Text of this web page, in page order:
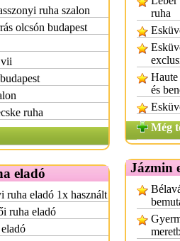
ruha szalon
olcsón budapest
ruha
eladó
ruha eladó 1x használt
ruha eladó
ruha
és
Még
Jázmin